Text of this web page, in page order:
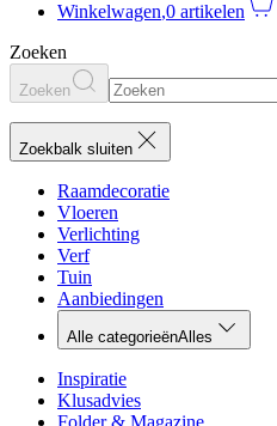
Winkelwagen,0 artikelen
Zoeken
Zoeken
Zoekbalk sluiten
Raamdecoratie
Vloeren
Verlichting
Verf
Tuin
Aanbiedingen
Alle categorieënAlles
Inspiratie
Klusadvies
Folder & Magazine